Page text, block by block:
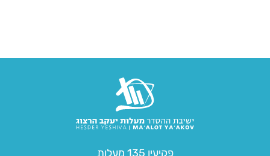
פקיעין 135 מעלות